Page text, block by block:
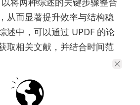
从而显著提升效率与结构稳
述中，可以通过 UPDF 的论
取相关文献，并结合时间范
研究路径。在筛选阶段，可
对候选论文进行统一分析，